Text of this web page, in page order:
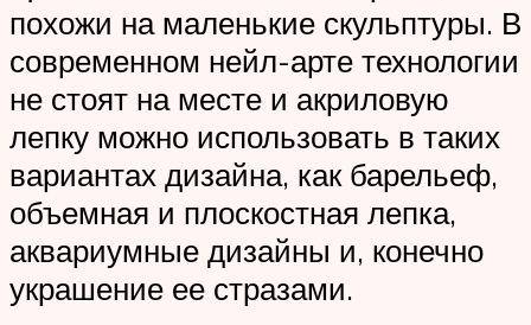
похожи на маленькие скульптуры. В
современном нейл-арте технологии
не стоят на месте и акриловую
лепку можно использовать в таких
вариантах дизайна, как барельеф,
объемная и плоскостная лепка,
аквариумные дизайны и, конечно
украшение ее стразами.